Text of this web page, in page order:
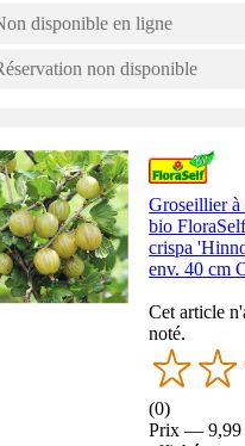
disponible en ligne
non disponible
Groseillier à
bio
crispa
env. 40 cm
Cet article
noté.
(0)
Prix — 9,99